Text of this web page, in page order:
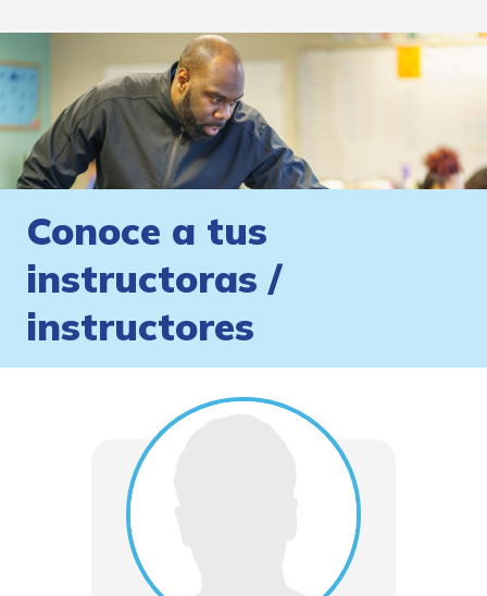
Conoce a tus
instructoras /
instructores